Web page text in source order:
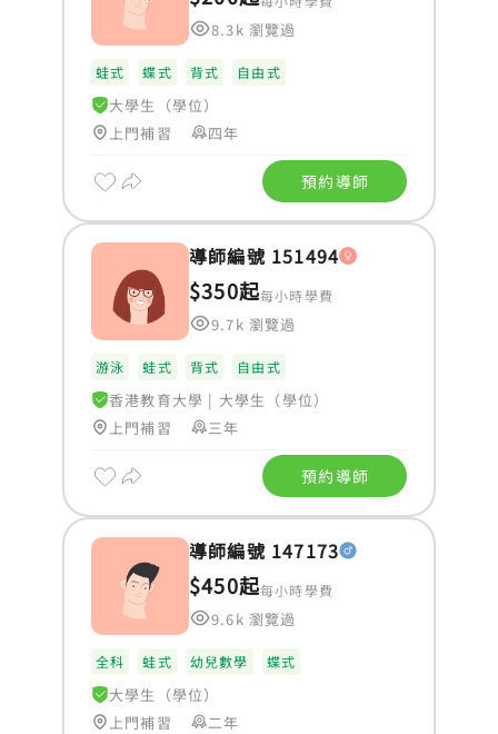
8.3k 瀏覽過
蛙式 蝶式 背式 自由式
大學生（學位）
上門補習
四年
預約導師
導師編號 151494
$350起每小時學費
9.7k 瀏覽過
游泳 蛙式 背式 自由式
香港教育大學 | 大學生（學位）
上門補習
三年
預約導師
導師編號 147173
$450起每小時學費
9.6k 瀏覽過
全科 蛙式 幼兒數學 蝶式
大學生（學位）
上門補習
二年